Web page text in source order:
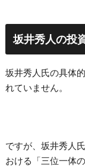
坂井秀人の投
坂井秀人氏の具体
れていません。
ですが、坂井秀人
おける「三位一体